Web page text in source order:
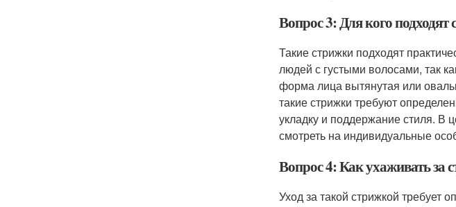
Вопрос 3: Для кого
Такие стрижки подходят
людей с густыми волосами, так
форма лица вытянутая или
такие стрижки требуют
укладку и поддержание стиля. В
смотреть на индивидуальные
Вопрос 4: Как ухаживать за
Уход за такой стрижкой требует